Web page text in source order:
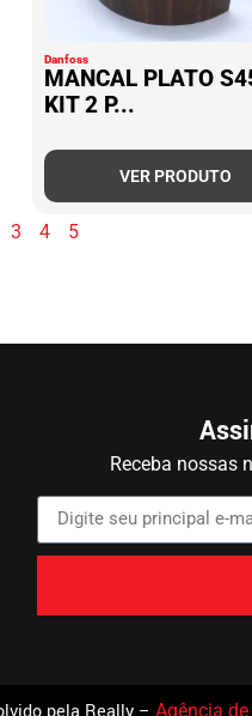
Danfoss
MANCAL PLATO
KIT 2 P...
VER PRODUTO
3 4 5
Receba nossas
Agência